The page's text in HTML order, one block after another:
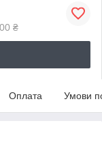
₴
Оплата Умови